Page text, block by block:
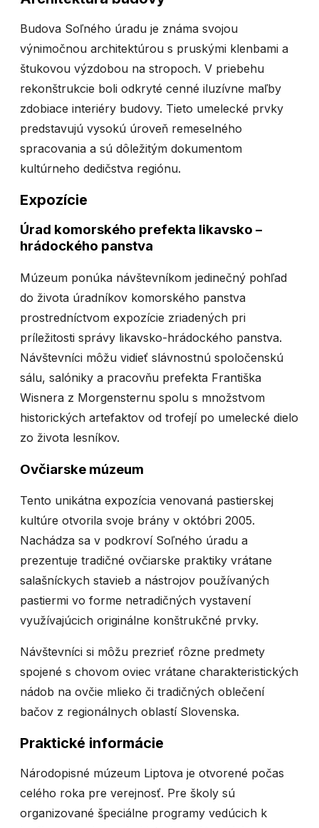
Budova Soľného úradu je známa svojou
výnimočnou architektúrou s pruskými klenbami a
štukovou výzdobou na stropoch. V priebehu
rekonštrukcie boli odkryté cenné iluzívne maľby
zdobiace interiéry budovy. Tieto umelecké prvky
predstavujú vysokú úroveň remeselného
spracovania a sú dôležitým dokumentom
kultúrneho dedičstva regiónu.
Expozície
Úrad komorského prefekta likavsko –
hrádockého panstva
Múzeum ponúka návštevníkom jedinečný pohľad
do života úradníkov komorského panstva
prostredníctvom expozície zriadených pri
príležitosti správy likavsko-hrádockého panstva.
Návštevníci môžu vidieť slávnostnú spoločenskú
sálu, salóniky a pracovňu prefekta Františka
Wisnera z Morgensternu spolu s množstvom
historických artefaktov od trofejí po umelecké dielo
zo života lesníkov.
Ovčiarske múzeum
Tento unikátna expozícia venovaná pastierskej
kultúre otvorila svoje brány v októbri 2005.
Nachádza sa v podkroví Soľného úradu a
prezentuje tradičné ovčiarske praktiky vrátane
salašníckych stavieb a nástrojov používaných
pastiermi vo forme netradičných vystavení
využívajúcich originálne konštrukčné prvky.
Návštevníci si môžu prezrieť rôzne predmety
spojené s chovom oviec vrátane charakteristických
nádob na ovčie mlieko či tradičných oblečení
bačov z regionálnych oblastí Slovenska.
Praktické informácie
Národopisné múzeum Liptova je otvorené počas
celého roka pre verejnosť. Pre školy sú
organizované špeciálne programy vedúcich k